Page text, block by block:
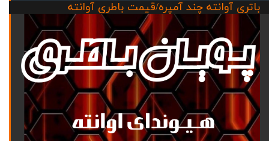
باتری آوانته چند آمپره/قیمت باطری آوانته